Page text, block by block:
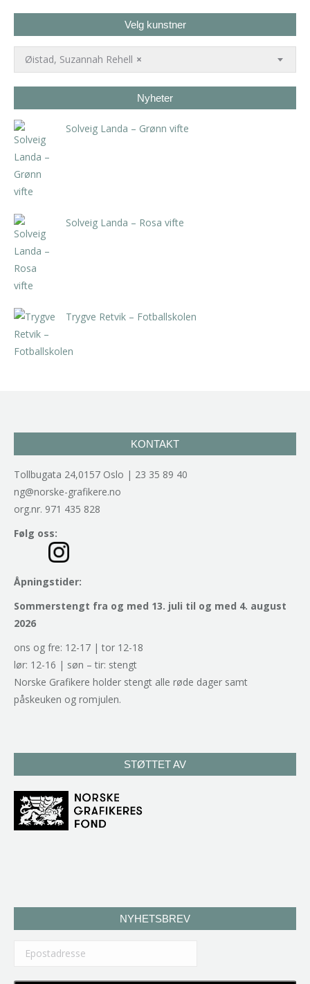
Velg kunstner
×
Øistad, Suzannah Rehell
Nyheter
Solveig Landa – Grønn vifte
Solveig Landa – Rosa vifte
Trygve Retvik – Fotballskolen
KONTAKT
Tollbugata 24,0157 Oslo | 23 35 89 40
ng@norske-grafikere.no
org.nr. 971 435 828
Følg oss:
Åpningstider:
Sommerstengt fra og med 13. juli til og med 4. august
2026
ons og fre: 12-17 | tor 12-18
lør: 12-16 | søn – tir: stengt
Norske Grafikere holder stengt alle røde dager samt
påskeuken og romjulen.
STØTTET AV
NYHETSBREV